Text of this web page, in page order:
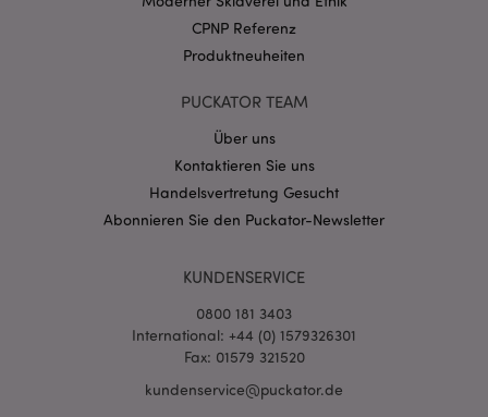
CPNP Referenz
Produktneuheiten
PUCKATOR TEAM
Über uns
Kontaktieren Sie uns
Handelsvertretung Gesucht
Abonnieren Sie den Puckator-Newsletter
KUNDENSERVICE
0800 181 3403
International: +44 (0) 1579326301
Fax: 01579 321520
kundenservice@puckator.de
mage-cache-storage-section-
Datenschutzbestimmungen von Google